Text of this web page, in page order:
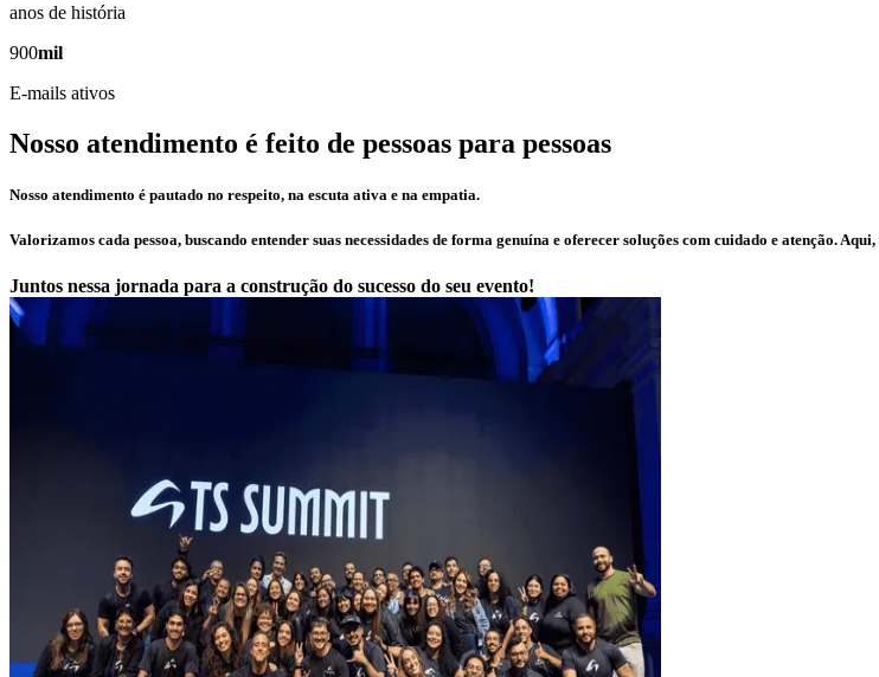
anos de história
900mil
E-mails ativos
Nosso atendimento é feito de pessoas para pessoas
Nosso atendimento é pautado no respeito, na escuta ativa e na empatia.
Valorizamos cada pessoa, buscando entender suas necessidades de forma genuína e oferecer soluções com cuidado e atenção.
Juntos nessa jornada para a construção do sucesso do seu evento!